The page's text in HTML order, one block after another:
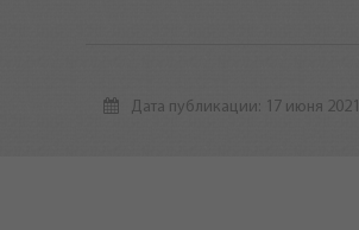
Дата публикации: 17 июня 2021